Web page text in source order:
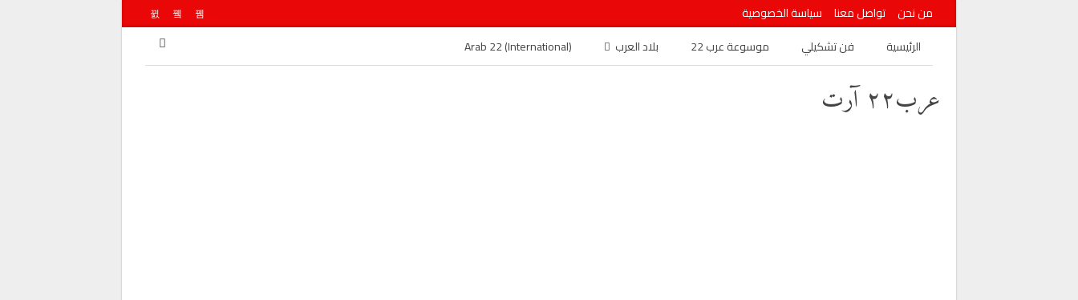
من نحن تواصل معنا
سياسة الخصوصية
الرئيسية
فن تشكيلي موسوعة عرب 22 بلاد العرب Arab 22 (International)
عرب٢٢ آرت